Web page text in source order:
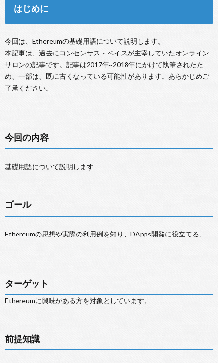
はじめに
今回は、Ethereumの基礎用語について説明します。
本記事は、過去にコンセンサス・ベイスが主宰していたオンライン
サロンの記事です。記事は2017年~2018年にかけて執筆されたた
め、一部は、既に古くなっている可能性があります。あらかじめご
了承ください。
今回の内容
基礎用語について説明します
ゴール
Ethereumの思想や実際の利用例を知り、DApps開発に役立てる。
ターゲット
Ethereumに興味がある方を対象としています。
前提知識